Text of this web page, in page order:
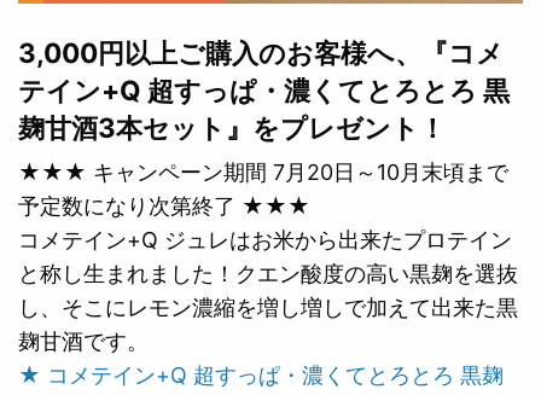
3,000円以上ご購入のお客様へ、『コメ
テイン+Q 超すっぱ・濃くてとろとろ 黒
麹甘酒3本セット』をプレゼント！
★★★ キャンペーン期間 7月20日～10月末頃まで
予定数になり次第終了 ★★★
コメテイン+Q ジュレはお米から出来たプロテイン
と称し生まれました！クエン酸度の高い黒麹を選抜
し、そこにレモン濃縮を増し増しで加えて出来た黒
麹甘酒です。
★ コメテイン+Q 超すっぱ・濃くてとろとろ 黒麹